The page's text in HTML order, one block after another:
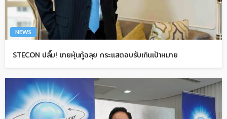
NEWS
STECON ปลื้ม! ขายหุ้นกู้ฉลุย กระแสตอบรับเกินเป้าหมาย